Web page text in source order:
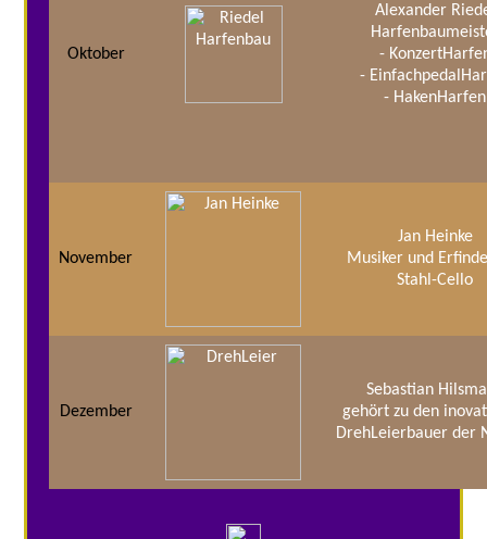
Oktober
Alexander
-
-
- HakenHarfen
November
Jan Heinke
Musiker und
Stahl-Cello
Dezember
Sebastian
gehört zu den
DrehLeierbauer der